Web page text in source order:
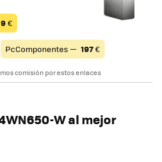
€
PcComponentes — 197€
comisión por estos enlaces
W al mejor